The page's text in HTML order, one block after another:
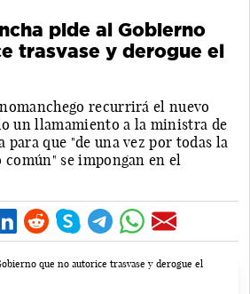
pide al Gobierno
trasvase y derogue el
recurrirá el nuevo
un llamamiento a la ministra de
que "de una vez por todas la
común" se impongan en el